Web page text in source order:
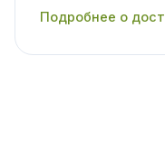
Подробнее о